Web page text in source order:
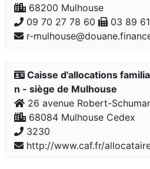
68200 Mulhouse
09 70 27 78 60
03 89
r-
Caisse d'allocations
n - siège de Mulhouse
26 avenue Robert-
68084 Mulhouse Cedex
3230
http://www.caf.fr/